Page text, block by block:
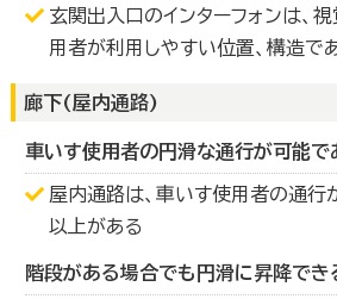
玄関出入口のインターフォンは、
用者が利用しやすい位置、構造で
廊下(屋内通路)
車いす使用者の円滑な通行が可能で
屋内通路は、車いす使用者の通行
以上がある
階段がある場合でも円滑に昇降でき